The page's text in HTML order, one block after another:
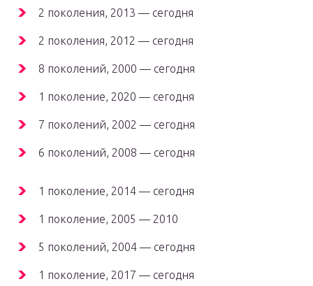
2 поколения, 2013 — сегодня
2 поколения, 2012 — сегодня
8 поколений, 2000 — сегодня
1 поколение, 2020 — сегодня
7 поколений, 2002 — сегодня
6 поколений, 2008 — сегодня
1 поколение, 2014 — сегодня
1 поколение, 2005 — 2010
5 поколений, 2004 — сегодня
1 поколение, 2017 — сегодня